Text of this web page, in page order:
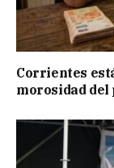
Corrientes
morosidad del